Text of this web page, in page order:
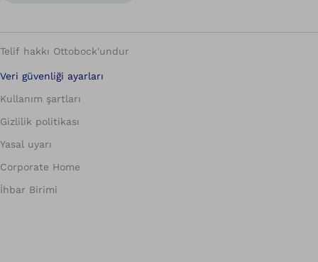
Telif hakkı Ottobock'undur
Veri güvenliği ayarları
Kullanım şartları
Gizlilik politikası
Yasal uyarı
Corporate Home
İhbar Birimi